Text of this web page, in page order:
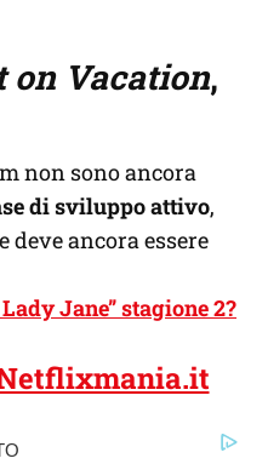
on Vacation,
non sono ancora
di sviluppo attivo,
deve ancora essere
Jane” stagione 2?